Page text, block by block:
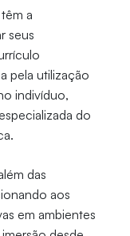
a
seus
pela utilização
indivíduo,
do
das
aos
em ambientes